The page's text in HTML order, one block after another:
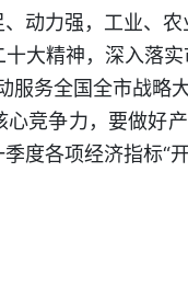
动力强，工业、农
大精神，深入落
服务全国全市战
竞争力，要做好
度各项经济指标“开